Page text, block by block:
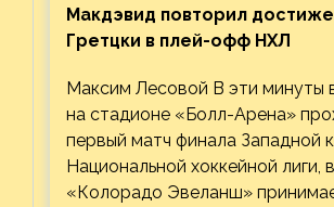
Макдэвид повторил
Гретцки в плей-офф НХЛ
Максим Лесовой В эти минуты
на стадионе «Болл-Арена»
первый матч финала Западной
Национальной хоккейной лиги,
«Колорадо Эвеланш»